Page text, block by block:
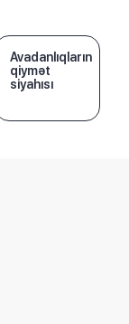
Avadanlıqların
qiymət
siyahısı